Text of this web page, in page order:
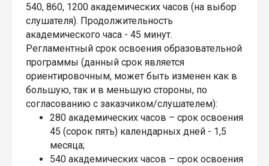
540, 860, 1200 академических часов (на выбор
слушателя). Продолжительность
академического часа - 45 минут.
Регламентный срок освоения образовательной
программы (данный срок является
ориентировочным, может быть изменен как в
большую, так и в меньшую стороны, по
согласованию с заказчиком/слушателем):
280 академических часов – срок освоения
45 (сорок пять) календарных дней - 1,5
месяца;
540 академических часов – срок освоения